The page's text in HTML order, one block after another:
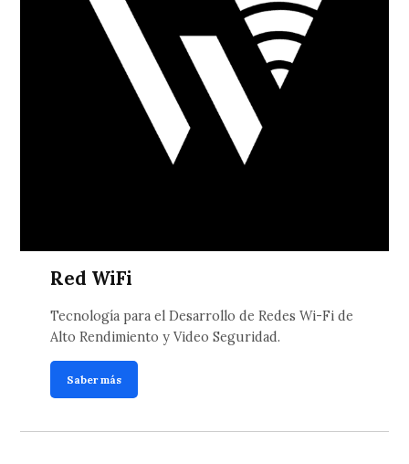
Red WiFi
Tecnología para el Desarrollo de Redes Wi-Fi de
Alto Rendimiento y Video Seguridad.
Saber más